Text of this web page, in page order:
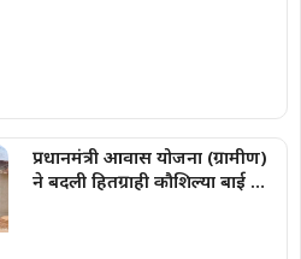
प्रधानमंत्री आवास योजना (ग्रामीण)
ने बदली हितग्राही कौशिल्या बाई की